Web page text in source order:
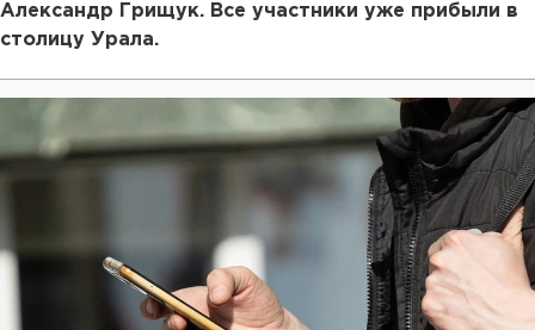
Александр Грищук. Все участники уже прибыли в
столицу Урала.